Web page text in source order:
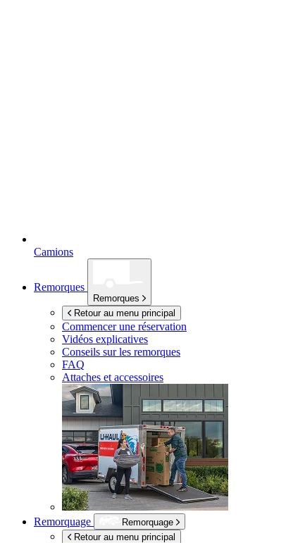
Camions
Remorques
Remorques
Retour au menu principal
Commencer une réservation
Vidéos explicatives
Conseils sur les remorques
FAQ
Attaches et accessoires
Remorquage
Remorquage
Retour au menu principal